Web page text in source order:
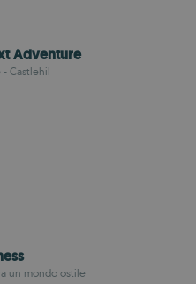
Adventure
- Castlehil
un mondo ostile